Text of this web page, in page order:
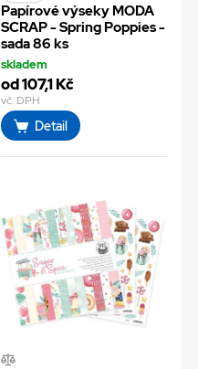
Papírové výseky MODA
SCRAP - Spring Poppies -
sada 86 ks
skladem
od 107,1 Kč
vč. DPH
Detail